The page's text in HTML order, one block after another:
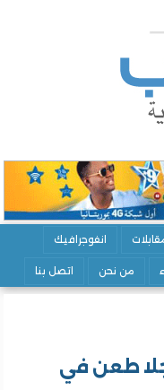
انفوجرافيك
من نحن اتصل بنا
طعن في